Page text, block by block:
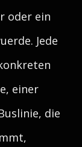
oder ein
Jede
einer
die